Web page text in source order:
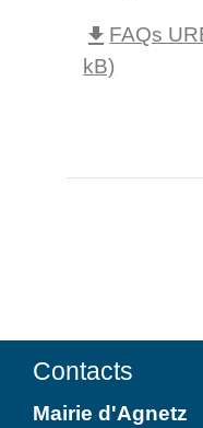
file_download FAQs
kB)
Contacts
Mairie d'Agnetz